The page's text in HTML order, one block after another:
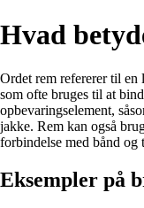
Hvad
Ordet rem refererer til en
som ofte bruges til at
opbevaringselement,
jakke. Rem kan også
forbindelse med bånd og
Eksempler på